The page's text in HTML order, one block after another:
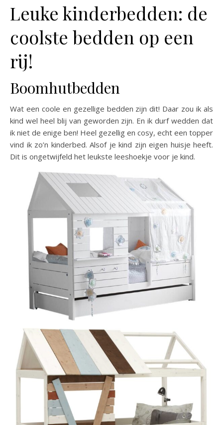
Leuke kinderbedden: de
coolste bedden op een
rij!
Boomhutbedden
Wat een coole en gezellige bedden zijn dit! Daar zou ik als
kind wel heel blij van geworden zijn. En ik durf wedden dat
ik niet de enige ben! Heel gezellig en cosy, echt een topper
vind ik zo’n kinderbed. Alsof je kind zijn eigen huisje heeft.
Dit is ongetwijfeld het leukste leeshoekje voor je kind.